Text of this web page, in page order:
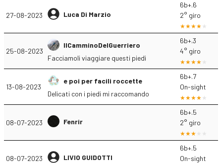
27-08-2023 Luca Di Marzio
6b+.6
2° giro
25-08-2023
IlCamminoDelGuerriero
Facciamoli viaggiare questi piedi
6b+.3
4° giro
13-08-2023
e poi per facili roccette
Delicati con i piedi mi raccomando
6b+.7
On-sight
08-07-2023 Fenrir
6b+.5
2° giro
08-07-2023 LIVIO GUIDOTTI
6b+.5
On-sight